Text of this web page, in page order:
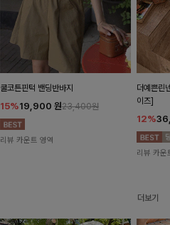
쿨코튼핀턱 밴딩반바지
15%19,900 원23,400원
리뷰 카운트 영역
더예쁜린
이즈]
12%
리뷰 카운
더보기